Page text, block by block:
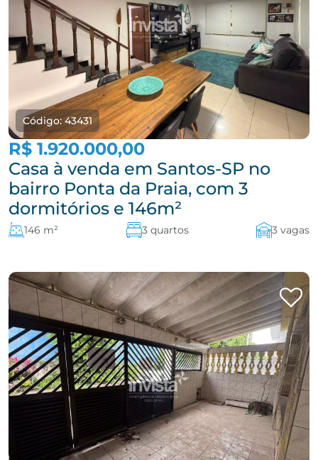
Código: 43431
R$ 1.920.000,00
Casa à venda em Santos-SP no
bairro Ponta da Praia, com 3
dormitórios e 146m²
146 m² 3 quartos 3 vagas